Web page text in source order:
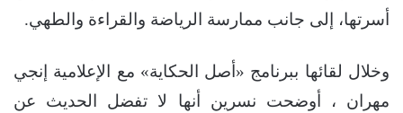
أسرتها، إلى جانب ممارسة الرياضة والقراءة والطهي.
وخلال لقائها ببرنامج «أصل الحكاية» مع الإعلامية إنجي
مهران ، أوضحت نسرين أنها لا تفضل الحديث عن